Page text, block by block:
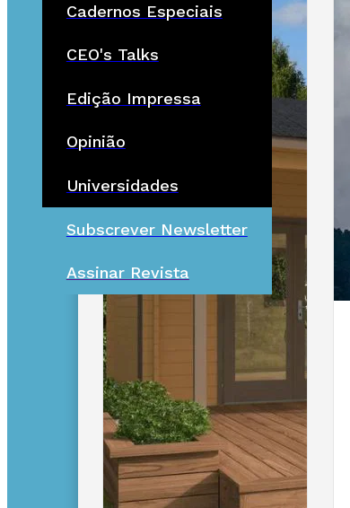
Cadernos Especiais
CEO's Talks
Edição Impressa
Opinião
Universidades
Subscrever Newsletter
Assinar Revista